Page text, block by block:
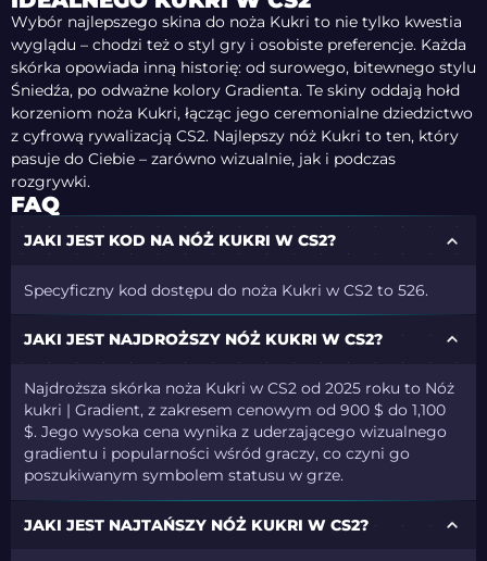
Wybór najlepszego skina do noża Kukri to nie tylko kwestia
wyglądu – chodzi też o styl gry i osobiste preferencje. Każda
skórka opowiada inną historię: od surowego, bitewnego stylu
Śniedźa, po odważne kolory Gradienta. Te skiny oddają hołd
korzeniom noża Kukri, łącząc jego ceremonialne dziedzictwo
z cyfrową rywalizacją CS2. Najlepszy nóż Kukri to ten, który
pasuje do Ciebie – zarówno wizualnie, jak i podczas
rozgrywki.
FAQ
JAKI JEST KOD NA NÓŻ KUKRI W CS2?
Specyficzny kod dostępu do noża Kukri w CS2 to 526.
JAKI JEST NAJDROŻSZY NÓŻ KUKRI W CS2?
Najdroższa skórka noża Kukri w CS2 od 2025 roku to Nóż
kukri | Gradient, z zakresem cenowym od 900 $ do 1,100
$. Jego wysoka cena wynika z uderzającego wizualnego
gradientu i popularności wśród graczy, co czyni go
poszukiwanym symbolem statusu w grze.
JAKI JEST NAJTAŃSZY NÓŻ KUKRI W CS2?